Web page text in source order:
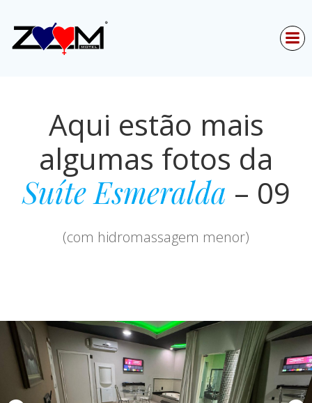
Aqui estão mais
algumas fotos da
Suíte Esmeralda – 09
(com hidromassagem menor)